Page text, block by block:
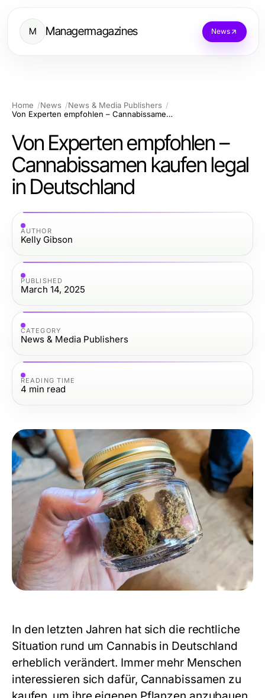
M Managermagazines News
Home News
News & Media Publishers
Von Experten empfohlen – Cannabissamen kaufen legal in Deutschland
Von Experten empfohlen –
Cannabissamen kaufen legal
in Deutschland
AUTHOR
Kelly Gibson
PUBLISHED
March 14, 2025
CATEGORY
News & Media Publishers
READING TIME
4 min read
In den letzten Jahren hat sich die rechtliche
Situation rund um Cannabis in Deutschland
erheblich verändert. Immer mehr Menschen
interessieren sich dafür, Cannabissamen zu